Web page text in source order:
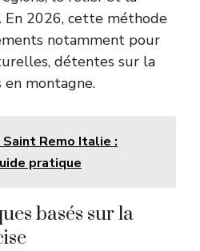
En 2026, cette méthode
notamment pour
détentes sur la
montagne.
Saint Remo Italie :
pratique
basés sur la